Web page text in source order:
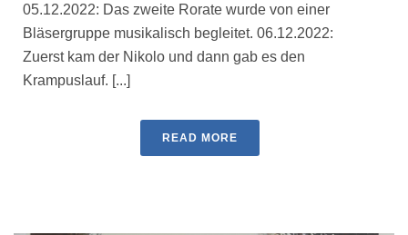
05.12.2022: Das zweite Rorate wurde von einer
Bläsergruppe musikalisch begleitet. 06.12.2022:
Zuerst kam der Nikolo und dann gab es den
Krampuslauf. [...]
READ MORE